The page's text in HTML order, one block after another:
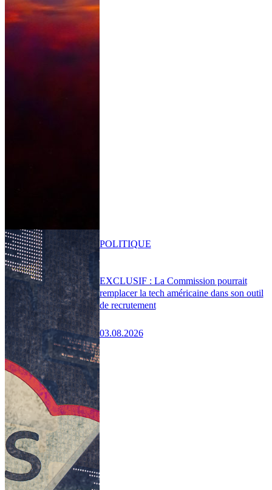
EXCLUSIF : La Commission pourrait
remplacer la tech américaine dans son outil
de recrutement
03.08.2026
POLITIQUE